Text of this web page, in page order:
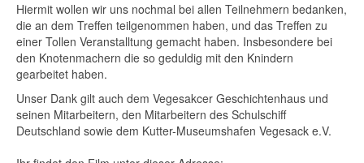
Hiermit wollen wir uns nochmal bei allen Teilnehmern bedanken,
die an dem Treffen teilgenommen haben, und das Treffen zu
einer Tollen Veranstalltung gemacht haben. Insbesondere bei
den Knotenmachern die so geduldig mit den Knindern
gearbeitet haben.
Unser Dank gilt auch dem Vegesakcer Geschichtenhaus und
seinen Mitarbeitern, den Mitarbeitern des Schulschiff
Deutschland sowie dem Kutter-Museumshafen Vegesack e.V.